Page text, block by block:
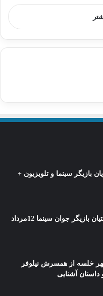
بازیگر سینما و تلویزیون +
درگذشت مریم همتیان بازیگر جوان سینما 12مرداد
خلسه از همسرش نیلوفر
داستان آشنایی